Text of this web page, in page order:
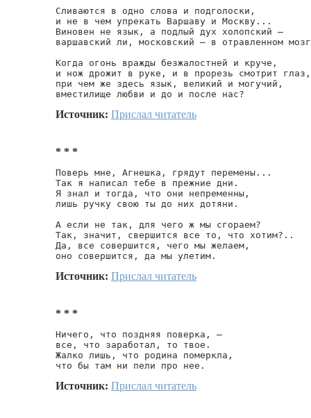
Сливаются в одно слова и подголоски,
и не в чем упрекать Варшаву и Москву...
Виновен не язык, а подлый дух холопский —
варшавский ли, московский — в отравленном
Когда огонь вражды безжалостней и круче,
и нож дрожит в руке, и в прорезь смотрит глаз,
при чем же здесь язык, великий и могучий,
вместилище любви и до и после нас?
Источник: Прислал читатель
* * *
Поверь мне, Агнешка, грядут перемены...
Так я написал тебе в прежние дни.
Я знал и тогда, что они непременны,
лишь ручку свою ты до них дотяни.
А если не так, для чего ж мы сгораем?
Так, значит, свершится все то, что хотим?..
Да, все совершится, чего мы желаем,
оно совершится, да мы улетим.
Источник: Прислал читатель
* * *
Ничего, что поздняя поверка, —
все, что заработал, то твое.
Жалко лишь, что родина померкла,
что бы там ни пели про нее.
Источник: Прислал читатель